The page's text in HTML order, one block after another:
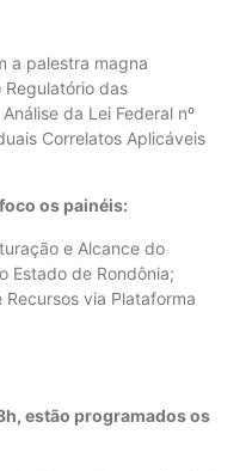
a palestra magna
Regulatório das
da Lei Federal nº
Correlatos Aplicáveis
os painéis:
e Alcance do
Estado de Rondônia;
via Plataforma
estão programados os